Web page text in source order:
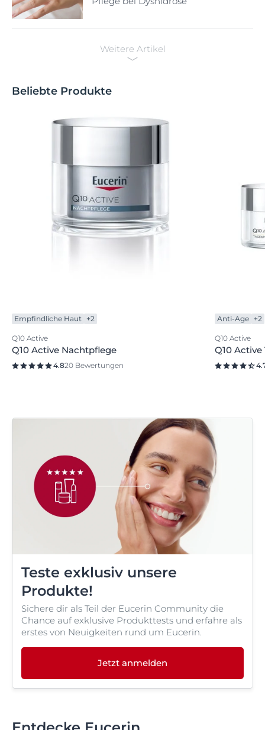
Weitere Artikel
Beliebte Produkte
Empfindliche Haut +2
Q10 Active
Q10 Active Nachtpflege
4.820 Bewertungen
Anti-Age +2
Q10 Active
Q10
Teste exklusiv unsere
Produkte!
Sichere dir als Teil der Eucerin Community die
Chance auf exklusive Produkttests und erfahre als
erstes von Neuigkeiten rund um Eucerin.
Jetzt anmelden